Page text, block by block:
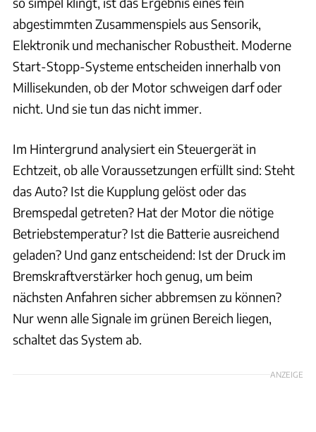
abgestimmten Zusammenspiels aus Sensorik,
Elektronik und mechanischer Robustheit. Moderne
Start-Stopp-Systeme entscheiden innerhalb von
Millisekunden, ob der Motor schweigen darf oder
nicht. Und sie tun das nicht immer.
Im Hintergrund analysiert ein Steuergerät in
Echtzeit, ob alle Voraussetzungen erfüllt sind: Steht
das Auto? Ist die Kupplung gelöst oder das
Bremspedal getreten? Hat der Motor die nötige
Betriebstemperatur? Ist die Batterie ausreichend
geladen? Und ganz entscheidend: Ist der Druck im
Bremskraftverstärker hoch genug, um beim
nächsten Anfahren sicher abbremsen zu können?
Nur wenn alle Signale im grünen Bereich liegen,
schaltet das System ab.
ANZEIGE